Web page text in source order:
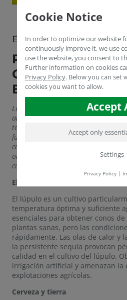
EL LÚPULO Y LOS
PREPARANDO EL
CON ÁCIDOS
EL FUTURO
La humanidad bebe 177.000
año en todo el mundo. Además de
todo los cultivadores de lúpulo los
fundamental al éxito de este bien
cambio climático y las últimas
ordenanza sobre fertilización
cultivadores.
El cambio climático en el jardín
El lúpulo es un cultivo
temperatura óptima y suficiente
esenciales para obtener conos
plantas sanas, pero las
rápidamente. Las olas de calor y
la persistente sequía provocan
calidad en el cultivo del lúpulo.
irrigación artificial y amenazan la
explotaciones agrícolas.
Cerveza y tierra
Cookie Notice
In order to optimize our website
continuously improve it, we use
use the website, you consent to
Further information on cookies
Privacy Policy. Below you can set
cookies you want to allow.
Accept
Accept only
Settings
Privacy Policy|